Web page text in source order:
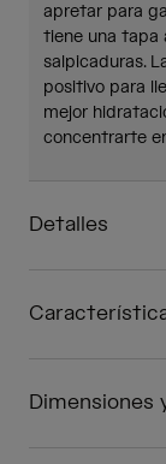
apretar para
tiene una tapa
salpicaduras.
positivo para
mejor
concentrarte
Detalles
Dimensiones